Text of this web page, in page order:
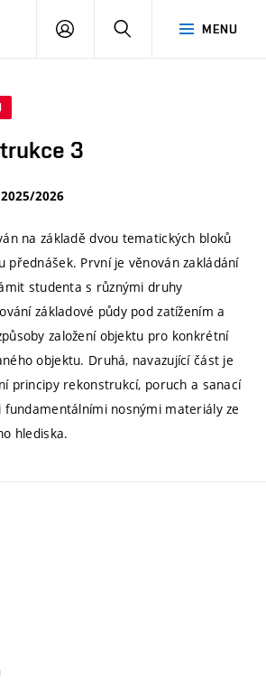
MENU
PŘIHLÁSIT
3
2026
na základě dvou tematických bloků
přednášek. První je věnován zakládání
studenta s různými druhy
základové půdy pod zatížením a
založení objektu pro konkrétní
objektu. Druhá, navazující část je
principy rekonstrukcí, poruch a sanací
nosnými materiály ze
hlediska.